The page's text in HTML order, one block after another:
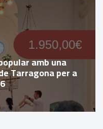
amb una
Tarragona per a